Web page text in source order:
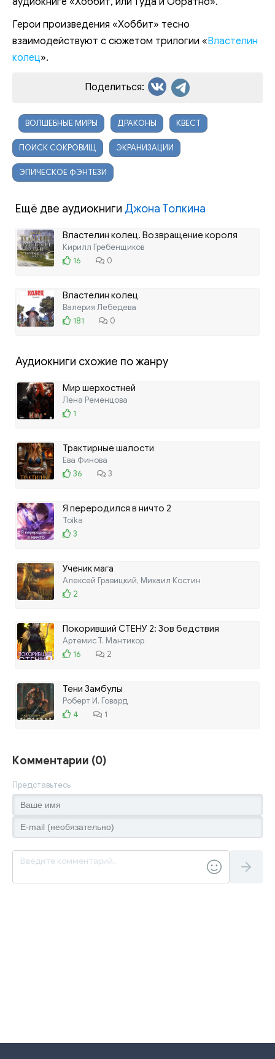
Герои произведения «Хоббит» тесно
взаимодействуют с сюжетом трилогии «Властелин
колец».
Поделиться:
ВОЛШЕБНЫЕ МИРЫ ДРАКОНЫ КВЕСТ
ПОИСК СОКРОВИЩ ЭКРАНИЗАЦИИ
ЭПИЧЕСКОЕ ФЭНТЕЗИ
Ещё две аудиокниги Джона Толкина
Властелин колец. Возвращение короля
Кирилл Гребенщиков
16
0
Властелин колец
Валерия Лебедева
181
0
Аудиокниги схожие по жанру
Мир шерхостней
Лена Ременцова
1
Трактирные шалости
Ева Финова
36
3
Я переродился в ничто 2
Toika
3
Ученик мага
Алексей Гравицкий, Михаил Костин
2
Покоривший СТЕНУ 2: Зов бедствия
Артемис Т. Мантикор
16
2
Тени Замбулы
Роберт И. Говард
4
1
Комментарии (0)
Представьтесь